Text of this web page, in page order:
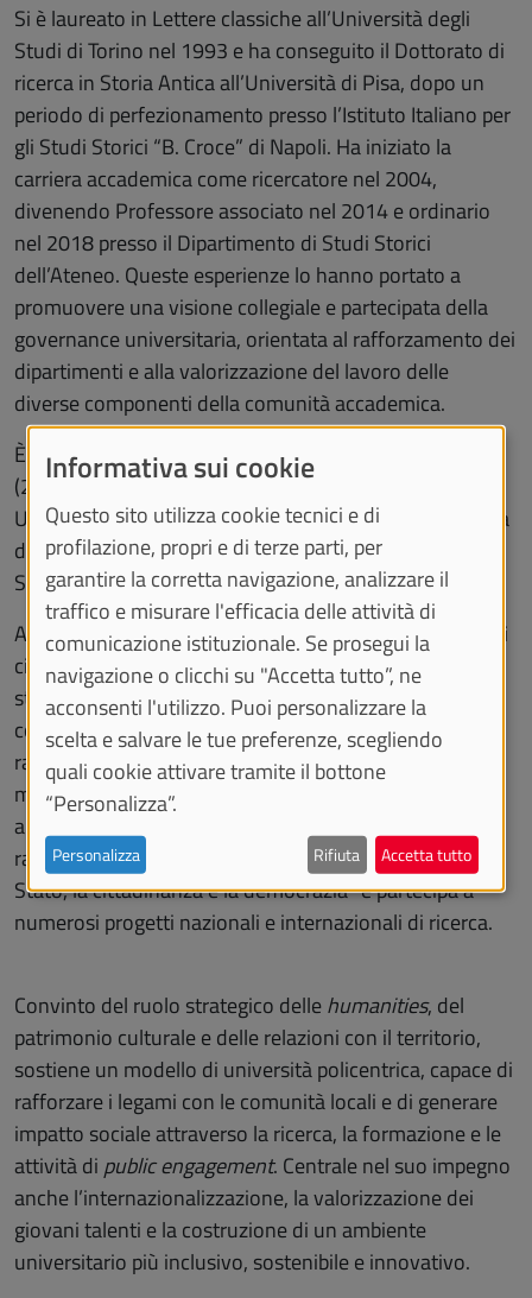
Si è laureato in Lettere classiche all’Università degli
Studi di Torino nel 1993 e ha conseguito il Dottorato di
ricerca in Storia Antica all’Università di Pisa, dopo un
periodo di perfezionamento presso l’Istituto Italiano per
gli Studi Storici “B. Croce” di Napoli. Ha iniziato la
carriera accademica come ricercatore nel 2004,
divenendo Professore associato nel 2014 e ordinario
nel 2018 presso il Dipartimento di Studi Storici
dell’Ateneo. Queste esperienze lo hanno portato a
promuovere una visione collegiale e partecipata della
governance universitaria, orientata al rafforzamento dei
dipartimenti e alla valorizzazione del lavoro delle
diverse componenti della comunità accademica.
È stato Direttore del Dipartimento di Studi Storici
(2018-2024), Vice Rettore alla Ricerca per le Scienze
Umane e Sociali, Presidente della Commissione Ricerca
del Senato Accademico e Delegato del Rettore per il
Sistema Museale e Archivistico di Ateneo.
Autore di oltre ottanta pubblicazioni scientifiche, tra cui
cinque monografie, ha dedicato le proprie ricerche alla
storia politica, istituzionale e sociale della Grecia antica,
con particolare attenzione alla democrazia ateniese, ai
rapporti tra partecipazione e corruzione e al ruolo della
memoria storica attraverso la storiografia e il teatro
antico. È direttore dell’“Osservatorio della
rappresentanza. Centro internazionale di studi sullo
Stato, la cittadinanza e la democrazia” e partecipa a
numerosi progetti nazionali e internazionali di ricerca.
Convinto del ruolo strategico dellehumanities, del
patrimonio culturale e delle relazioni con il territorio,
sostiene un modello di università policentrica, capace di
rafforzare i legami con le comunità locali e di generare
impatto sociale attraverso la ricerca, la formazione e le
attività di public engagement. Centrale nel suo impegno
anche l’internazionalizzazione, la valorizzazione dei
giovani talenti e la costruzione di un ambiente
universitario più inclusivo, sostenibile e innovativo.
Informativa sui cookie
Questo sito utilizza cookie tecnici e di
profilazione, propri e di terze parti, per
garantire la corretta navigazione, analizzare il
traffico e misurare l'efficacia delle attività di
comunicazione istituzionale. Se prosegui la
navigazione o clicchi su "Accetta tutto”, ne
acconsenti l'utilizzo. Puoi personalizzare la
scelta e salvare le tue preferenze, scegliendo
quali cookie attivare tramite il bottone
“Personalizza”.
Personalizza Rifiuta Accetta tutto